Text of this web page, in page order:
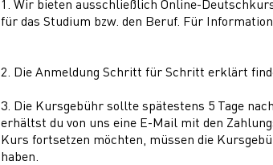
1. Wir bieten ausschließlich Online-
für das Studium bzw. den Beruf. Für
2. Die Anmeldung Schritt für Schritt erklärt
3. Die Kursgebühr sollte spätestens 5 Tage
erhältst du von uns eine E-Mail mit den
Kurs fortsetzen möchten, müssen die
haben.